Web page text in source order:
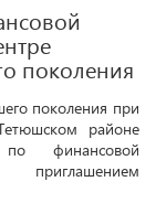
поколения
поколения при
районе
финансовой